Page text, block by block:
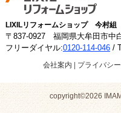
LIXILリフォームショップ 今村
〒837-0927 福岡県大牟田市中
フリーダイヤル:0120-114-046/
会社案内 プライバシ
copyright©2026